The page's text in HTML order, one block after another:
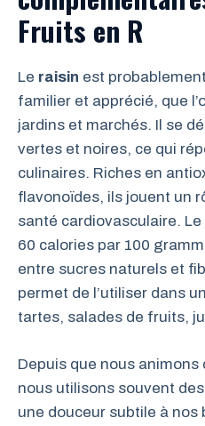
Fruits en R
Le raisin est
familier et apprécié, que
jardins et marchés. Il se
vertes et noires, ce qui
culinaires. Riches en
flavonoïdes, ils jouent un
santé cardiovasculaire.
60 calories par 100
entre sucres naturels et
permet de l’utiliser dans
tartes, salades de fruits,
Depuis que nous
nous utilisons souvent
une douceur subtile à nos